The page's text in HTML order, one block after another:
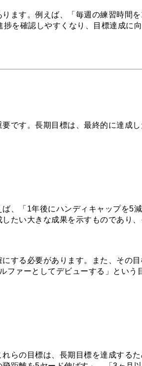
ます。例えば、「毎週の練習時間
を確認しやすくなり、目標達成に
です。長期目標は、最終的に達成
、「1年後にハンディキャップを5
たい大きな成果を示すものであり
する必要があります。また、その
ァーとしてデビューする」とい
らの目標は、長期目標を達成する